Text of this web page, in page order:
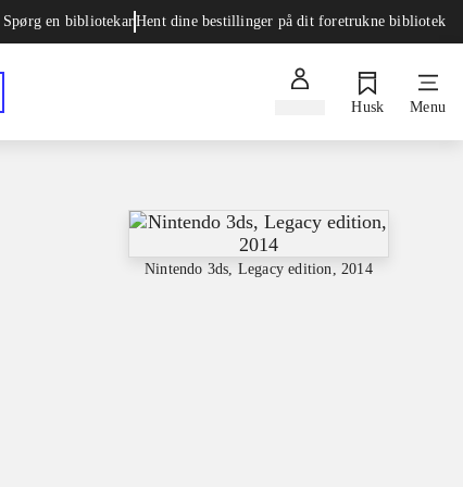
Spørg en bibliotekarHent dine bestillinger på dit foretrukne bibliotek
Husk Menu
Nintendo 3ds, Legacy edition, 2014